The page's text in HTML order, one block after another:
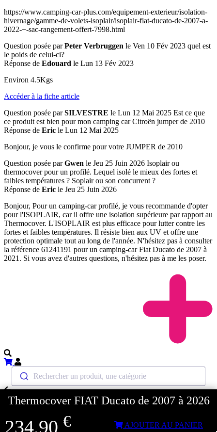
https://www.camping-car-plus.com/equipement-exterieur/isolation-
hivernage/gamme-de-volets-isoplair/isoplair-fiat-ducato-de-2007-a-
2022-+-sac-rangement-offert-7998.html
Question posée parPeter Verbruggen le Ven 10 Fév 2023 quel est
le poids de celui-ci?
Réponse de Edouard le Lun 13 Fév 2023
Environ 4.5Kgs
Accéder à la fiche article
Question posée parSILVESTRE le Lun 12 Mai 2025 Est ce que
ce produit est bien pour mon camping car Citroën jumper de 2010
Réponse de Eric le Lun 12 Mai 2025
Bonjour, je vous le confirme pour votre JUMPER de 2010
Question posée parGwen le Jeu 25 Juin 2026 Isoplair ou
thermocover pour un profilé. Lequel isolé le mieux des fortes et
faibles températures ? Soplair ou son concurrent ?
Réponse de Eric le Jeu 25 Juin 2026
Bonjour, Pour un camping-car profilé, je vous recommande d'opter
pour l'ISOPLAIR, car il offre une isolation supérieure par rapport au
Thermocover. L'ISOPLAIR est plus efficace pour lutter contre les
fortes et faibles températures. Il résiste bien aux UV et offre une
protection optimale tout au long de l'année. N'hésitez pas à consulter
la référence 61241191 pour un camping-car Fiat Ducato de 2007 à
2021. Si vous avez d'autres questions, n'hésitez pas à me les poser.
Thermocover FIAT Ducato de 2007 à 2026
234,90 € AJOUTER AU PANIER
Rechercher un produit, une catégorie
Retour
Accueil